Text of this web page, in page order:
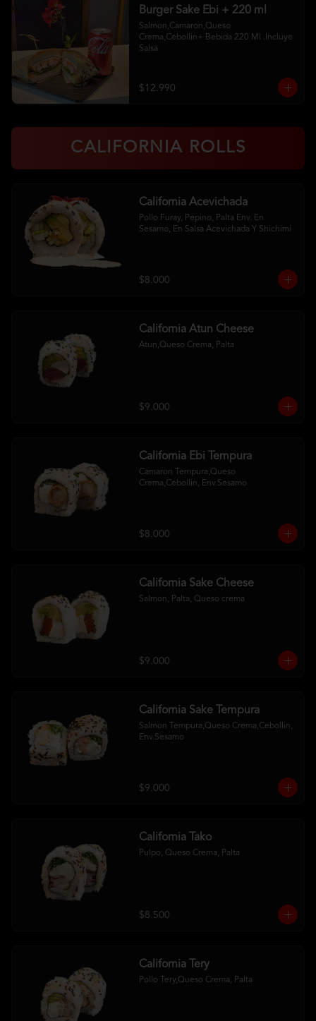
Burger Sake Ebi + 220 ml
Salmon,Camaron,Queso
Crema,Cebollin+ Bebida 220 Ml .Incluye
Salsa
$12.990
CALIFORNIA ROLLS
California Acevichada
Pollo Furay, Pepino, Palta Env. En
Sesamo, En Salsa Acevichada Y Shichimi
$8.000
California Atun Cheese
Atun,Queso Crema, Palta
$9.000
California Ebi Tempura
Camaron Tempura,Queso
Crema,Cebollin, Env.Sesamo
$8.000
California Sake Cheese
Salmon, Palta, Queso crema
$9.000
California Sake Tempura
Salmon Tempura,Queso Crema,Cebollin,
Env.Sesamo
$9.000
California Tako
Pulpo, Queso Crema, Palta
$8.500
California Tery
Pollo Tery,Queso Crema, Palta